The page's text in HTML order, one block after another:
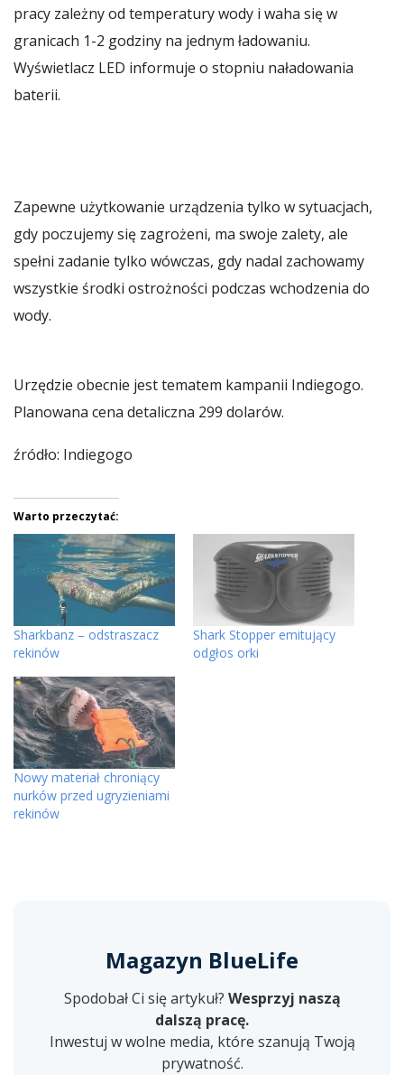
pracy zależny od temperatury wody i waha się w
granicach 1-2 godziny na jednym ładowaniu.
Wyświetlacz LED informuje o stopniu naładowania
baterii.
Zapewne użytkowanie urządzenia tylko w sytuacjach,
gdy poczujemy się zagrożeni, ma swoje zalety, ale
spełni zadanie tylko wówczas, gdy nadal zachowamy
wszystkie środki ostrożności podczas wchodzenia do
wody.
Urzędzie obecnie jest tematem kampanii Indiegogo.
Planowana cena detaliczna 299 dolarów.
źródło: Indiegogo
Warto przeczytać:
Sharkbanz – odstraszacz
rekinów
Shark Stopper emitujący
odgłos orki
Nowy materiał chroniący
nurków przed ugryzieniami
rekinów
Magazyn BlueLife
Spodobał Ci się artykuł? Wesprzyj naszą
dalszą pracę.
Inwestuj w wolne media, które szanują Twoją
prywatność.